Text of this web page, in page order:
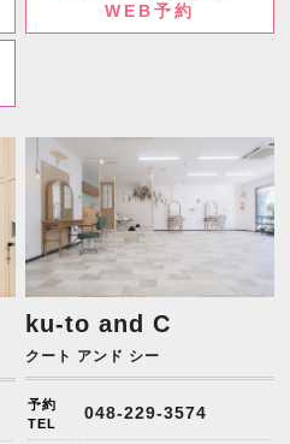
WEB予約
ku-to and C
クート アンド シー
予約
TEL
048-229-3574